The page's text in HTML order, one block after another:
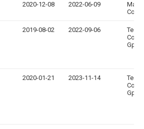
2020-12-08 2022-06-09
2019-08-02 2022-09-06
Gp
2020-01-21 2023-11-14
Gp